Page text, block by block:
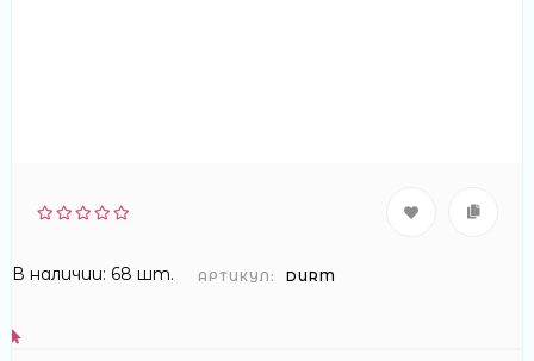
В наличии: 68 шт. АРТИКУЛ: DURM